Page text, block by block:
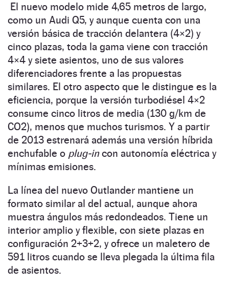
El nuevo modelo mide 4,65 metros de largo,
como un Audi Q5, y aunque cuenta con una
versión básica de tracción delantera (4×2) y
cinco plazas, toda la gama viene con tracción
4×4 y siete asientos, uno de sus valores
diferenciadores frente a las propuestas
similares. El otro aspecto que le distingue es la
eficiencia, porque la versión turbodiésel 4×2
consume cinco litros de media (130 g/km de
CO2), menos que muchos turismos. Y a partir
de 2013 estrenará además una versión híbrida
enchufable o plug-incon autonomía eléctrica y
mínimas emisiones.
La línea del nuevo Outlander mantiene un
formato similar al del actual, aunque ahora
muestra ángulos más redondeados. Tiene un
interior amplio y flexible, con siete plazas en
configuración 2+3+2, y ofrece un maletero de
591 litros cuando se lleva plegada la última fila
de asientos.